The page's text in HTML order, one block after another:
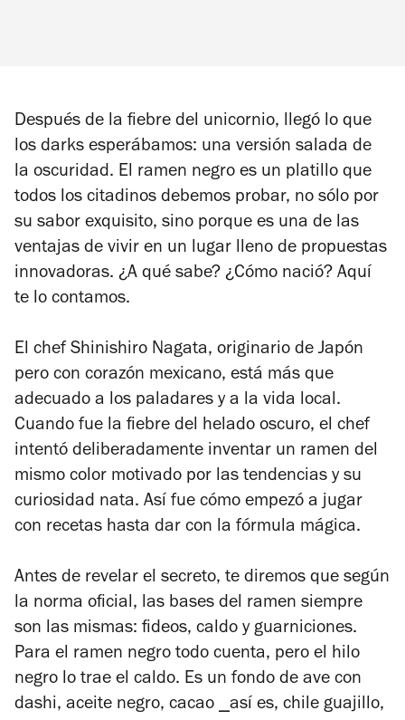
Después de la fiebre del unicornio, llegó lo que
los darks esperábamos: una versión salada de
la oscuridad. El ramen negro es un platillo que
todos los citadinos debemos probar, no sólo por
su sabor exquisito, sino porque es una de las
ventajas de vivir en un lugar lleno de propuestas
innovadoras. ¿A qué sabe? ¿Cómo nació? Aquí
te lo contamos.
El chef Shinishiro Nagata, originario de Japón
pero con corazón mexicano, está más que
adecuado a los paladares y a la vida local.
Cuando fue la fiebre del helado oscuro, el chef
intentó deliberadamente inventar un ramen del
mismo color motivado por las tendencias y su
curiosidad nata. Así fue cómo empezó a jugar
con recetas hasta dar con la fórmula mágica.
Antes de revelar el secreto, te diremos que según
la norma oficial, las bases del ramen siempre
son las mismas: fideos, caldo y guarniciones.
Para el ramen negro todo cuenta, pero el hilo
negro lo trae el caldo. Es un fondo de ave con
dashi, aceite negro, cacao
así es, chile guajillo,